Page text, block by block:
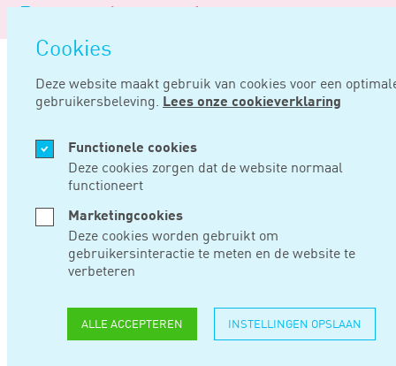
overslaan
Cookies
Deze website maakt gebruik van cookies voor een
gebruikersbeleving. Lees onze cookieverklaring
Functionele cookies
Deze cookies zorgen dat de website normaal
functioneert
Marketingcookies
Deze cookies worden gebruikt om
gebruikersinteractie te meten en de website te
verbeteren
ALLE ACCEPTEREN INSTELLINGEN OPSLAAN
Logo
Noord
Negentig
AUG 12, 2020
VANAF SEPTEMBER